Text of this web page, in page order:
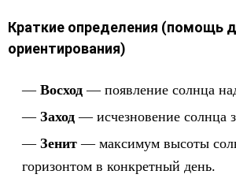
Краткие определения (помощь
ориентирования)
Восход — появление солнца
Заход — исчезновение солнца
Зенит — максимум высоты
горизонтом в конкретный день.